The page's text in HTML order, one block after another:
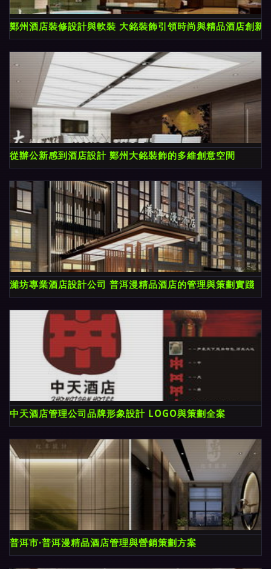
鄭州酒店裝修設計與軟裝 大銘裝飾引領時尚與精品酒店創新
從辦公新感到酒店設計 鄭州大銘裝飾的多維創意空間
濰坊專業酒店設計公司 普洱漫精品酒店的管理與策劃實踐
中天酒店管理公司品牌形象設計 LOGO與策劃全案
普洱市·普洱漫精品酒店管理與營銷策劃方案